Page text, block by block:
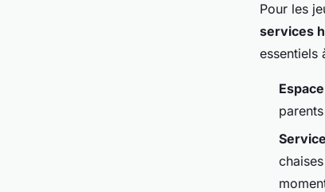
Pour les
services
essentiels